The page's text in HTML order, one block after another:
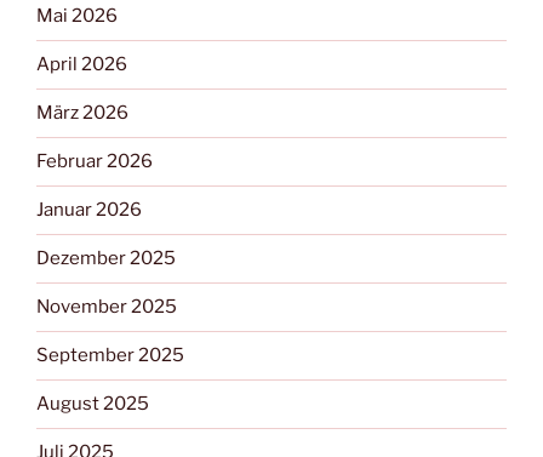
Mai 2026
April 2026
März 2026
Februar 2026
Januar 2026
Dezember 2025
November 2025
September 2025
August 2025